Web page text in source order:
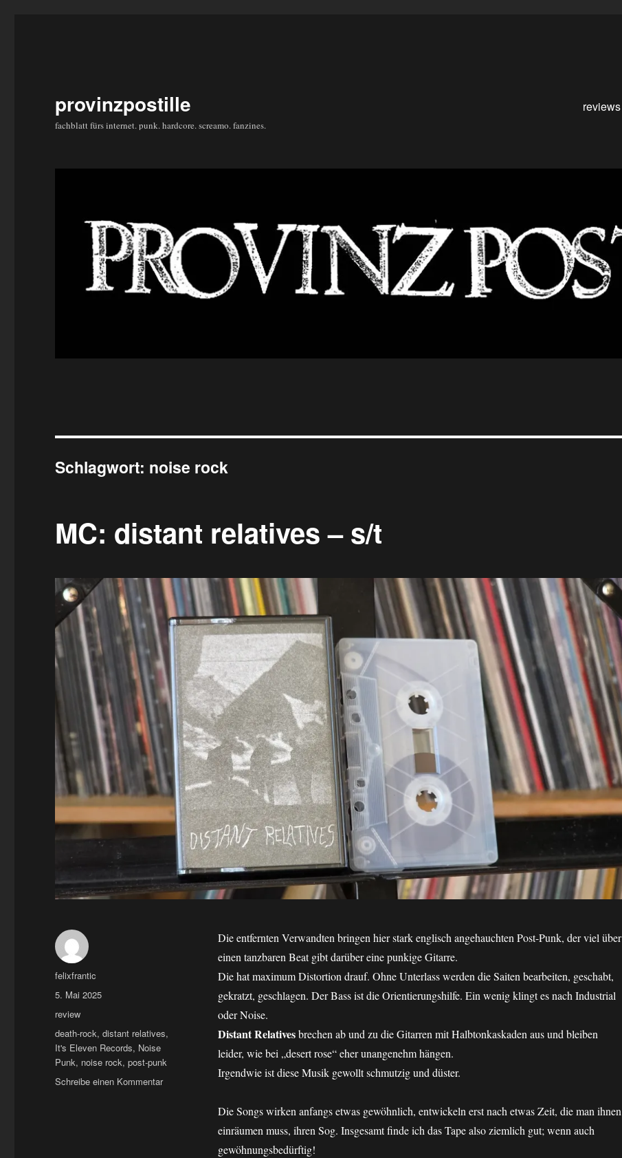
provinzpostille
fachblatt fürs internet. punk. hardcore. screamo. fanzines.
reviews
Schlagwort: noise rock
MC: distant relatives – s/t
Die entfernten Verwandten bringen hier stark englisch angehauchten Post-Punk, der viel über
einen tanzbaren Beat gibt darüber eine punkige Gitarre.
Die hat maximum Distortion drauf. Ohne Unterlass werden die Saiten bearbeiten, geschabt,
gekratzt, geschlagen. Der Bass ist die Orientierungshilfe. Ein wenig klingt es nach Industrial
oder Noise.
Distant Relativesbrechen ab und zu die Gitarren mit Halbtonkaskaden aus und bleiben
leider, wie bei „desert rose“ eher unangenehm hängen.
Irgendwie ist diese Musik gewollt schmutzig und düster.
Die Songs wirken anfangs etwas gewöhnlich, entwickeln erst nach etwas Zeit, die man ihnen
einräumen muss, ihren Sog. Insgesamt finde ich das Tape also ziemlich gut; wenn auch
gewöhnungsbedürftig!
Autor
felixfrantic
Veröffentlicht
5. Mai 2025
Kategorien
review
Schlagwörter
death-rock,distant relatives,
It's Eleven Records, Noise
Punk, noise rock,post-punk
Schreibe einen Kommentarzu